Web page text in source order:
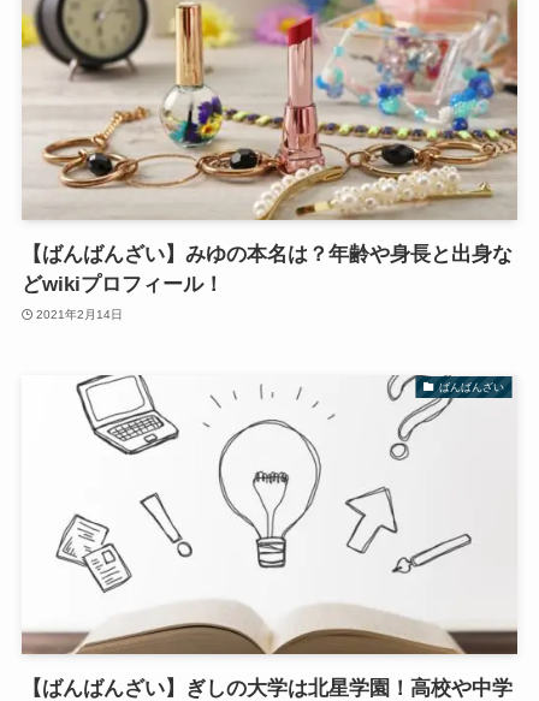
【ばんばんざい】みゆの本名は？年齢や身長と出身な
どwikiプロフィール！
2021年2月14日
ばんばんざい
【ばんばんざい】ぎしの大学は北星学園！高校や中学